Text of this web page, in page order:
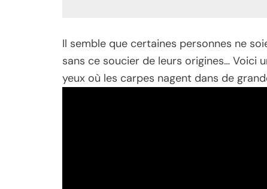
Il semble que certaines personnes ne
sans ce soucier de leurs origines… Voici
yeux où les carpes nagent dans de